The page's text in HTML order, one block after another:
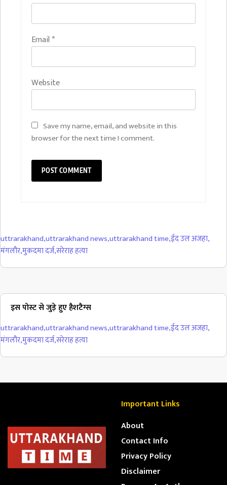
Email *
Website
Save my name, email, and website in this
browser for the next time I comment.
uttrarakhand,uttrarakhand news,uttrarakhand time,ईद उल अजहा,
मंगलौर,मुकदमा दर्ज,सरेराह हत्या
इस पोस्ट से जुड़े हुए हैशटैग्स
uttrarakhand,uttrarakhand news,uttrarakhand time,ईद उल अजहा,
मंगलौर,मुकदमा दर्ज,सरेराह हत्या
Important Links
About
Contact Info
Privacy Policy
Disclaimer